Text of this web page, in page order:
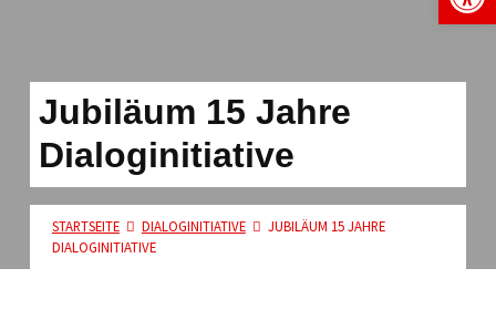
Jubiläum 15 Jahre
Dialoginitiative
STARTSEITE DIALOGINITIATIVE
JUBILÄUM 15 JAHRE
DIALOGINITIATIVE